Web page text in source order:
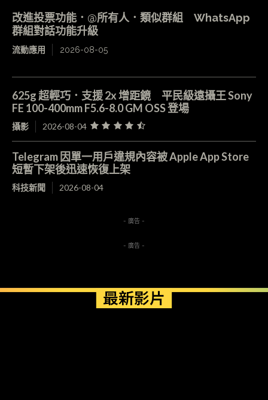
改進投票功能．@所有人．類似群組 WhatsApp
群組對話功能升級
流動應用 2026-08-05
625g 超輕巧．支援 2x 增距鏡 平民級遠攝王 Sony
FE 100-400mm F5.6-8.0 GM OSS 登場
攝影 2026-08-04
Telegram 因單一用戶違規內容被 Apple App Store
短暫下架後迅速恢復上架
科技新聞 2026-08-04
- 廣告 -
- 廣告 -
最新影片